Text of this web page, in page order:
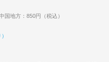
国地方：850円（税込）